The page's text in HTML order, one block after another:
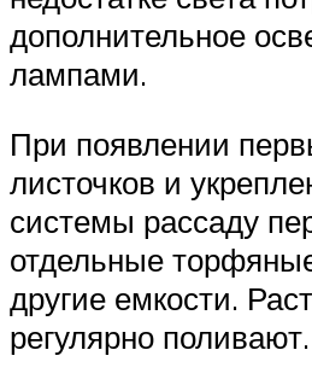
дополнительное
лампами.
При появлении
листочков и
системы рассаду
отдельные
другие емкости.
регулярно поливают.